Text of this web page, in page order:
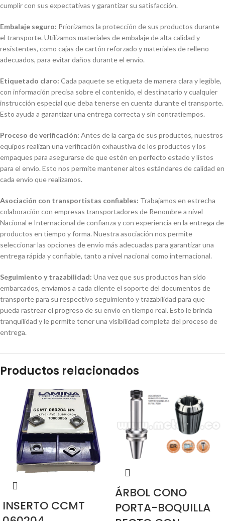
cumplir con sus expectativas y garantizar su satisfacción.
Embalaje seguro: Priorizamos la protección de sus productos durante
el transporte. Utilizamos materiales de embalaje de alta calidad y
resistentes, como cajas de cartón reforzado y materiales de relleno
adecuados, para evitar daños durante el envío.
Etiquetado claro: Cada paquete se etiqueta de manera clara y legible,
con información precisa sobre el contenido, el destinatario y cualquier
instrucción especial que deba tenerse en cuenta durante el transporte.
Esto ayuda a garantizar una entrega correcta y sin contratiempos.
Proceso de verificación: Antes de la carga de sus productos, nuestros
equipos realizan una verificación exhaustiva de los productos y los
empaques para asegurarse de que estén en perfecto estado y listos
para el envío. Esto nos permite mantener altos estándares de calidad en
cada envío que realizamos.
Asociación con transportistas confiables: Trabajamos en estrecha
colaboración con empresas transportadores de Renombre a nivel
Nacional e Internacional de confianza y con experiencia en la entrega de
productos en tiempo y forma. Nuestra asociación nos permite
seleccionar las opciones de envío más adecuadas para garantizar una
entrega rápida y confiable, tanto a nivel nacional como internacional.
Seguimiento y trazabilidad: Una vez que sus productos han sido
embarcados, enviamos a cada cliente el soporte del documentos de
transporte para su respectivo seguimiento y trazabilidad para que
pueda rastrear el progreso de su envío en tiempo real. Esto le brinda
tranquilidad y le permite tener una visibilidad completa del proceso de
entrega.
Productos relacionados
INSERTO CCMT
ÁRBOL CONO
PORTA-BOQUILLA